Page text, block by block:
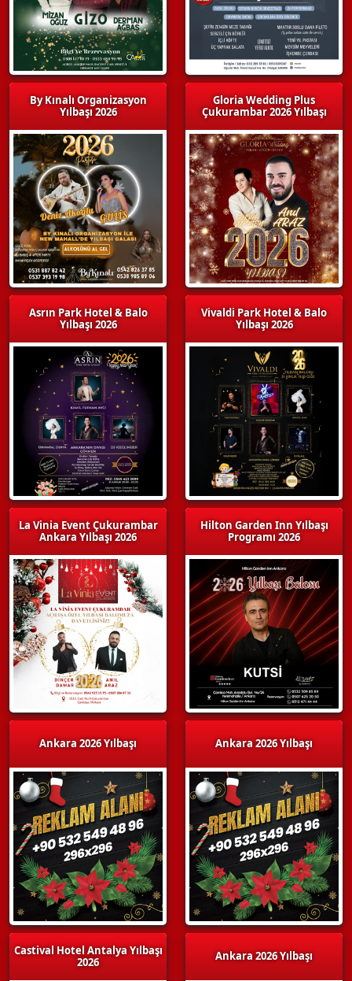
By Kınalı Organizasyon
Yılbaşı 2026
Asrın Park Hotel & Balo
Yılbaşı 2026
La Vinia Event Çukurambar
Ankara Yılbaşı 2026
Ankara 2026 Yılbaşı
Castival Hotel Antalya Yılbaşı
2026
Gloria Wedding Plus
Çukurambar 2026 Yılbaşı
Vivaldi Park Hotel & Balo
Yılbaşı 2026
Hilton Garden Inn Yılbaşı
Programı 2026
Ankara 2026 Yılbaşı
Ankara 2026 Yılbaşı